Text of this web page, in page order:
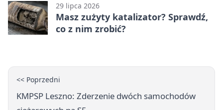
29 lipca 2026
Masz zużyty katalizator? Sprawdź,
co z nim zrobić?
<< Poprzedni
KMPSP Leszno: Zderzenie dwóch samochodów